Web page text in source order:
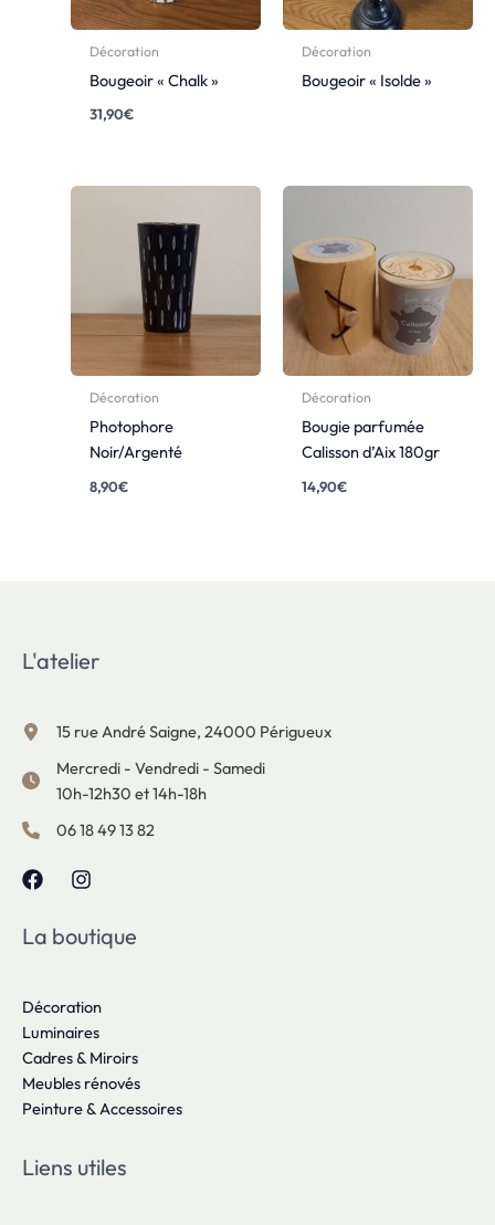
Décoration
Bougeoir « Chalk »
31,90€
Décoration
Bougeoir « Isolde »
Décoration
Photophore
Noir/Argenté
8,90€
Décoration
Bougie parfumée
Calisson d’Aix 180gr
14,90€
L'atelier
15 rue André Saigne, 24000 Périgueux
Mercredi - Vendredi - Samedi
10h-12h30 et 14h-18h
06 18 49 13 82
La boutique
Décoration
Luminaires
Cadres & Miroirs
Meubles rénovés
Peinture & Accessoires
Liens utiles